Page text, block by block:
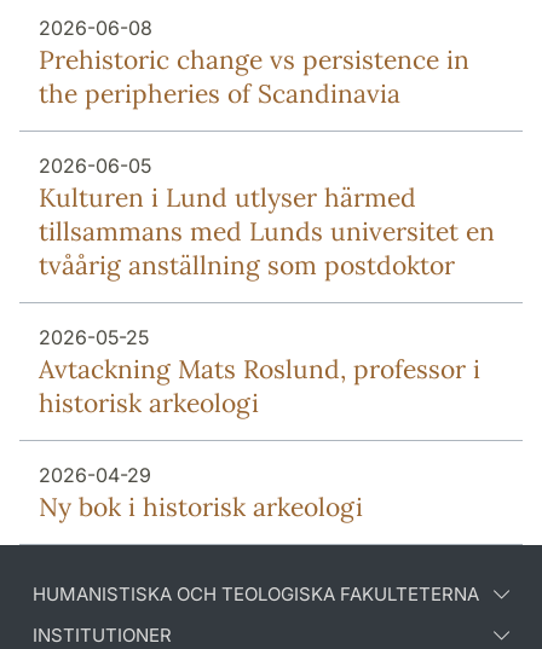
2026-06-08
Prehistoric change vs persistence in
the peripheries of Scandinavia
2026-06-05
Kulturen i Lund utlyser härmed
tillsammans med Lunds universitet en
tvåårig anställning som postdoktor
2026-05-25
Avtackning Mats Roslund, professor i
historisk arkeologi
2026-04-29
Ny bok i historisk arkeologi
HUMANISTISKA OCH TEOLOGISKA FAKULTETERNA
INSTITUTIONER